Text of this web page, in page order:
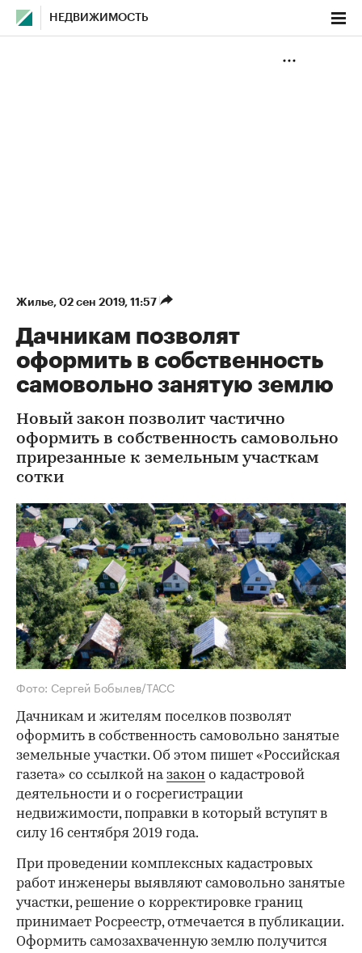
НЕДВИЖИМОСТЬ
Жилье⁠, 02 сен 2019, 11:57
Дачникам позволят
оформить в собственность
самовольно занятую землю
Новый закон позволит частично
оформить в собственность самовольно
прирезанные к земельным участкам
сотки
Фото: Сергей Бобылев/ТАСС
Дачникам и жителям поселков позволят
оформить в собственность самовольно занятые
земельные участки. Об этом пишет «Российская
газета» со ссылкой назакон о кадастровой
деятельности и о госрегистрации
недвижимости, поправки в который вступят в
силу 16 сентября 2019 года.
При проведении комплексных кадастровых
работ инженеры выявляют самовольно занятые
участки, решение о корректировке границ
принимает Росреестр, отмечается в публикации.
Оформить самозахваченную землю получится